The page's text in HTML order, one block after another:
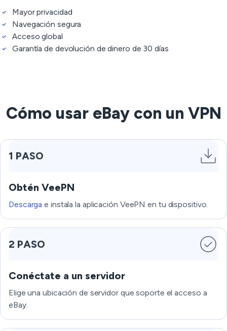
Mayor privacidad
Navegación segura
Acceso global
Garantía de devolución de dinero de 30 días
Cómo usar eBay con un VPN
1 PASO
Obtén VeePN
Descarga e instala la aplicación VeePN en tu dispositivo.
2 PASO
Conéctate a un servidor
Elige una ubicación de servidor que soporte el acceso a
eBay.